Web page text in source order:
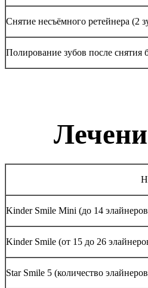
Снятие несъёмного ретейнера (2
Полирование зубов после снятия
Kinder Smile Mini (до 14
Kinder Smile (от 15 до 26
Star Smile 5 (количество